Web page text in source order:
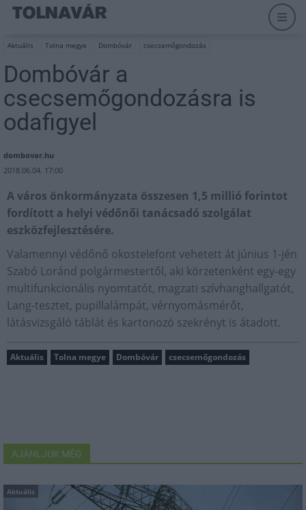
Aktuális Tolna megye Dombóvár csecsemőgondozás
Dombóvár a
csecsemőgondozásra is
odafigyel
dombovar.hu
2018.06.04. 17:00
A város önkormányzata összesen 1,5 millió forintot
fordított a helyi védőnői tanácsadó szolgálat
eszközfejlesztésére.
Valamennyi védőnő okostelefont vehetett át június 1-jén
Szabó Loránd polgármestertől, aki körzetenként egy-egy
multifunkcionális nyomtatót, magzati szívhanghallgatót,
Lang-tesztet, pupillalámpát, vérnyomásmérőt,
látásvizsgáló táblát és kartonozó szekrényt is átadott.
Aktuális Tolna megye Dombóvár csecsemőgondozás
AJÁNLJUK MÉG
Aktuális